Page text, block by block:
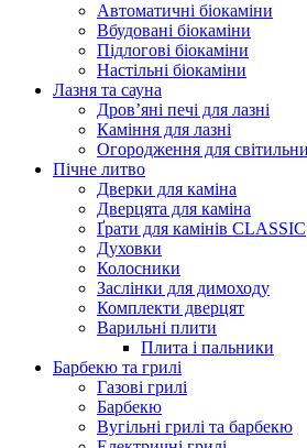
Автоматичні біокаміни
Вбудовані біокаміни
Підлогові біокаміни
Настільні біокаміни
Лазня та сауна
Дров’яні печі для лазні
Каміння для лазні
Огородження для
Пічне литво
Дверки для каміна
Дверцята для каміна
Ґрати для камінів CLASSIC
Духовки
Колосники
Заслінки для димоходу
Комплекти дверцят
Варильні плити
Плита і пальники
Барбекю та грилі
Газові грилі
Барбекю
Вугільні грилі та барбекю